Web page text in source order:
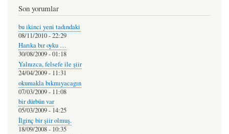
Son yorumlar
bu ikinci yeni tadındaki
08/11/2010 - 22:29
Harıka bır oyku …
30/08/2009 - 01:18
Yalnızca, felsefe ile şiir
24/04/2009 - 11:31
okumakla bıkmıyacagın
07/03/2009 - 11:08
bir dürbün var
05/03/2009 - 14:25
İlginç bir şiir olmuş.
18/09/2008 - 10:35